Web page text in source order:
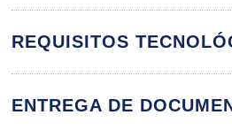
Emergência
O Luto e a
REQUISITOS
ENTREGA DE